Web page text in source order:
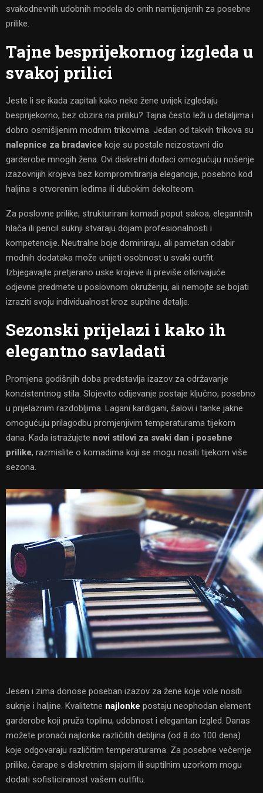
svakodnevnih udobnih modela do onih namijenjenih za posebne
prilike.
Tajne besprijekornog izgleda u
svakoj prilici
Jeste li se ikada zapitali kako neke žene uvijek izgledaju
besprijekorno, bez obzira na priliku? Tajna često leži u detaljima i
dobro osmišljenim modnim trikovima. Jedan od takvih trikova su
nalepnice za bradavice koje su postale neizostavni dio
garderobe mnogih žena. Ovi diskretni dodaci omogućuju nošenje
izazovnijih krojeva bez kompromitiranja elegancije, posebno kod
haljina s otvorenim leđima ili dubokim dekolteom.
Za poslovne prilike, strukturirani komadi poput sakoa, elegantnih
hlača ili pencil suknji stvaraju dojam profesionalnosti i
kompetencije. Neutralne boje dominiraju, ali pametan odabir
modnih dodataka može unijeti osobnost u svaki outfit.
Izbjegavajte pretjerano uske krojeve ili previše otkrivajuće
odjevne predmete u poslovnom okruženju, ali nemojte se bojati
izraziti svoju individualnost kroz suptilne detalje.
Sezonski prijelazi i kako ih
elegantno savladati
Promjena godišnjih doba predstavlja izazov za održavanje
konzistentnog stila. Slojevito odijevanje postaje ključno, posebno
u prijelaznim razdobljima. Lagani kardigani, šalovi i tanke jakne
omogućuju prilagodbu promjenjivim temperaturama tijekom
dana. Kada istražujete novi stilovi za svaki dan i posebne
prilike, razmislite o komadima koji se mogu nositi tijekom više
sezona.
Jesen i zima donose poseban izazov za žene koje vole nositi
suknje i haljine. Kvalitetne najlonke postaju neophodan element
garderobe koji pruža toplinu, udobnost i elegantan izgled. Danas
možete pronaći najlonke različitih debljina (od 8 do 100 dena)
koje odgovaraju različitim temperaturama. Za posebne večernje
prilike, čarape s diskretnim sjajom ili suptilnim uzorkom mogu
dodati sofisticiranost vašem outfitu.